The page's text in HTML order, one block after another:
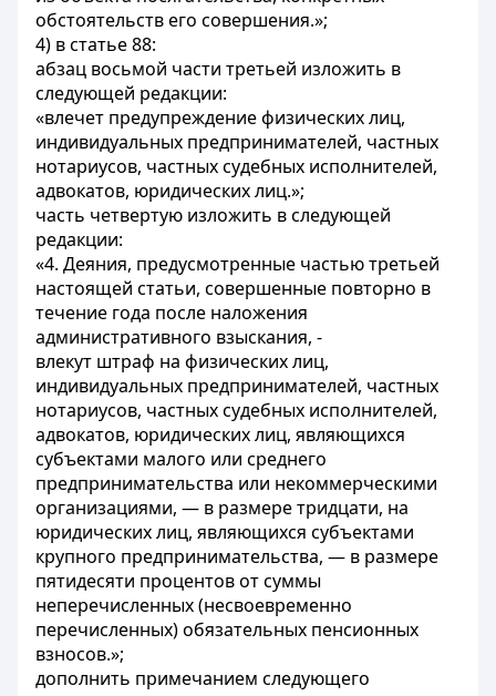
обстоятельств его совершения.»;
4) в статье 88:
абзац восьмой части третьей изложить в
следующей редакции:
«влечет предупреждение физических лиц,
индивидуальных предпринимателей, частных
нотариусов, частных судебных исполнителей,
адвокатов, юридических лиц.»;
часть четвертую изложить в следующей
редакции:
«4. Деяния, предусмотренные частью третьей
настоящей статьи, совершенные повторно в
течение года после наложения
административного взыскания, -
влекут штраф на физических лиц,
индивидуальных предпринимателей, частных
нотариусов, частных судебных исполнителей,
адвокатов, юридических лиц, являющихся
субъектами малого или среднего
предпринимательства или некоммерческими
организациями, — в размере тридцати, на
юридических лиц, являющихся субъектами
крупного предпринимательства, — в размере
пятидесяти процентов от суммы
неперечисленных (несвоевременно
перечисленных) обязательных пенсионных
взносов.»;
дополнить примечанием следующего